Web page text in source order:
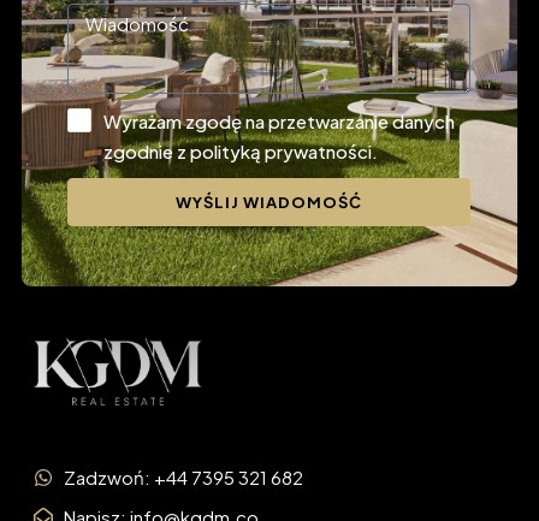
Wyrażam zgodę na przetwarzanie danych
zgodnie z polityką prywatności.
WYŚLIJ WIADOMOŚĆ
Zadzwoń: +44 7395 321 682